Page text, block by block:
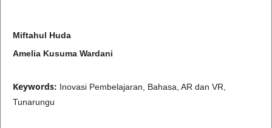
Miftahul Huda
Amelia Kusuma Wardani
Keywords: Inovasi Pembelajaran, Bahasa, AR dan VR,
Tunarungu